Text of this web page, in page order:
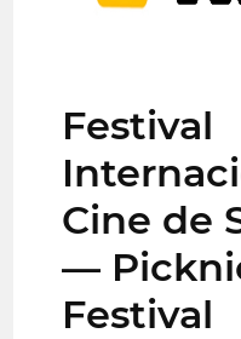
Festival
Cine de
—
Festival